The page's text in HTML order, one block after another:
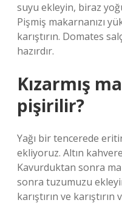
suyu ekleyin, biraz
Pişmiş makarnanızı
karıştırın. Domates
hazırdır.
Kızarmış
pişirilir?
Yağı bir tencerede
ekliyoruz. Altın
Kavurduktan sonra
sonra tuzumuzu
karıştırın ve karıştırın